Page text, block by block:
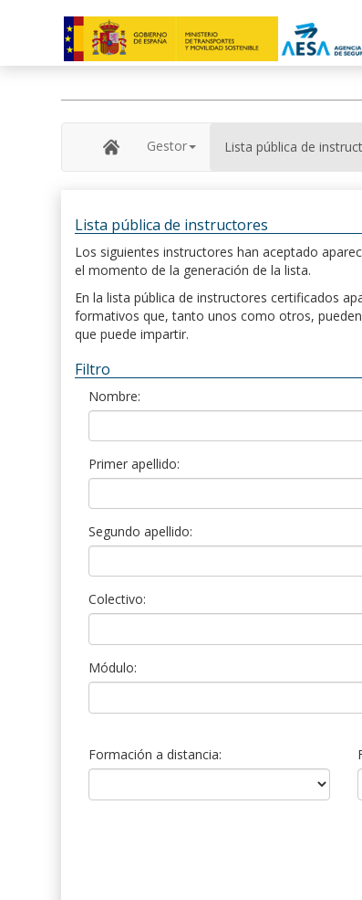
Gestor Lista pública de
Lista pública de instructores
Los siguientes instructores han aceptado
el momento de la generación de la lista.
En la lista pública de instructores certificados
formativos que, tanto unos como otros,
que puede impartir.
Filtro
Nombre:
Primer apellido:
Segundo apellido:
Colectivo:
Módulo:
Formación a distancia: